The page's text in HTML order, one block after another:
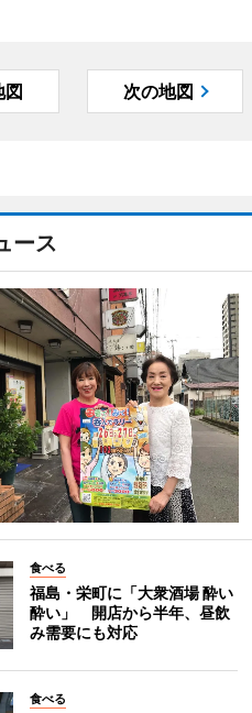
図 次の地図
ース
食べる
福島・栄町に「大衆酒場 酔い
酔い」 開店から半年、昼飲
み需要にも対応
食べる